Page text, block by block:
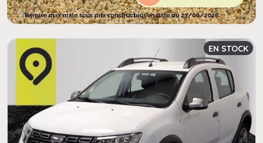
EN STOCK